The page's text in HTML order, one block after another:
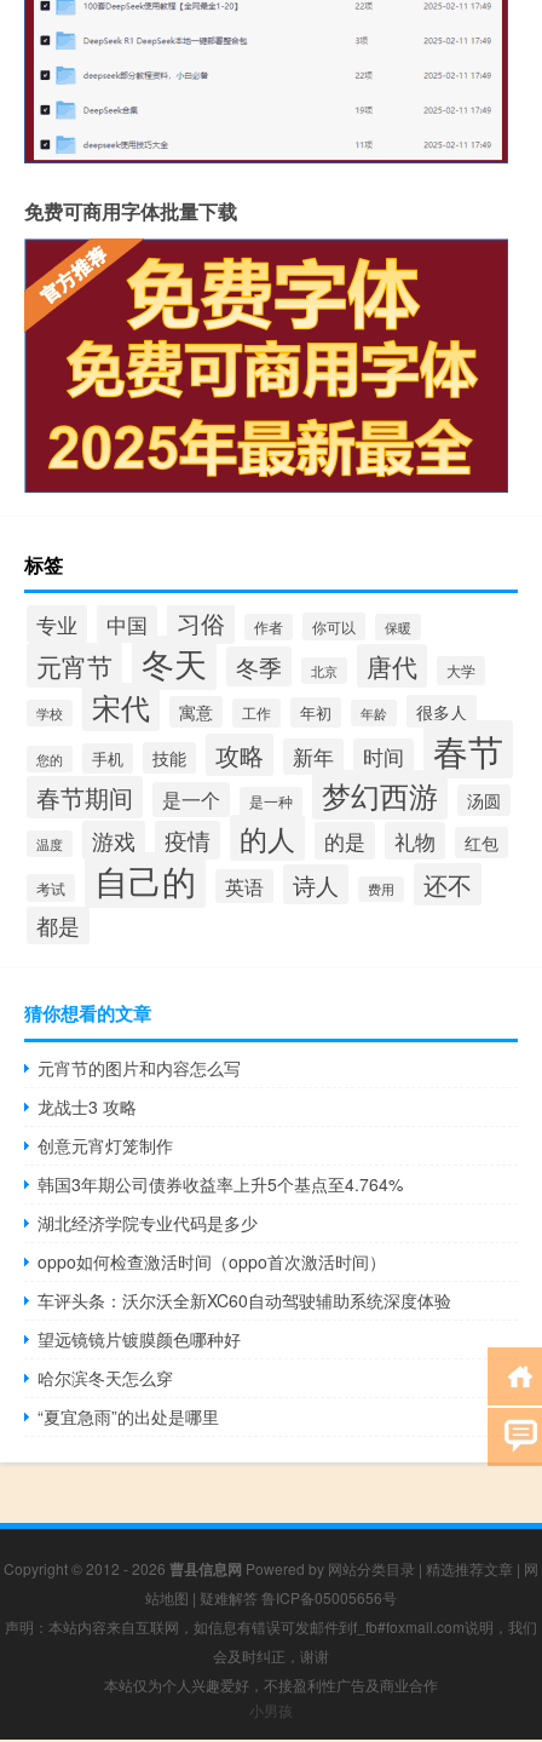
免费可商用字体批量下载
标签
专业 中国 习俗 作者 你可以 保暖
元宵节 冬天 冬季 北京 唐代 大学
学校 宋代 寓意 工作 年初 年龄 很多人
您的 手机 技能 攻略 新年 时间 春节
春节期间 是一个 是一种 梦幻西游 汤圆
温度 游戏 疫情 的人 的是 礼物 红包
考试 自己的 英语 诗人 费用 还不
都是
猜你想看的文章
元宵节的图片和内容怎么写
龙战士3 攻略
创意元宵灯笼制作
韩国3年期公司债券收益率上升5个基点至4.764%
湖北经济学院专业代码是多少
oppo如何检查激活时间（oppo首次激活时间）
车评头条：沃尔沃全新XC60自动驾驶辅助系统深度体验
望远镜镜片镀膜颜色哪种好
哈尔滨冬天怎么穿
“夏宜急雨”的出处是哪里
Copyright © 2012 - 2026 曹县信息网 Powered by 网站分类目录 | 精选推荐文章 | 网
站地图 | 疑难解答 鲁ICP备05005656号
声明：本站内容来自互联网，如信息有错误可发邮件到f_fb#foxmail.com说明，我们
会及时纠正，谢谢
本站仅为个人兴趣爱好，不接盈利性广告及商业合作
小男孩